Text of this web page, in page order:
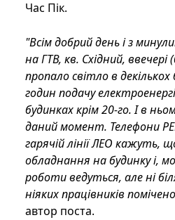
Час Пік.
"Всім добрий день і з
на ГТВ, кв. Східний, ввечері
пропало світло в
годин подачу
будинках крім 20-го. І в
даний момент. Телефони
гарячій лінії ЛЕО кажуть,
обладнання на будинку і,
роботи ведуться, але ні
ніяких працівників
автор поста.